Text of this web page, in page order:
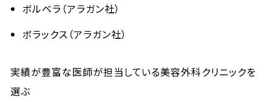
ボルベラ（アラガン社）
ボラックス（アラガン社）
実績が豊富な医師が担当している美容外科クリニックを
選ぶ